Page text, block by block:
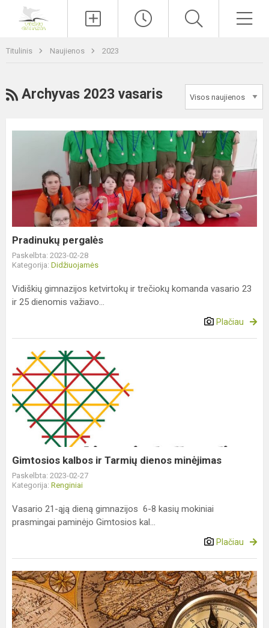
Titulinis Naujienos 2023
RSS
Archyvas 2023 vasaris
Pradinukų pergalės
Paskelbta: 2023-02-28
Kategorija: Didžiuojamės
Vidiškių gimnazijos ketvirtokų ir trečiokų komanda vasario 23
ir 25 dienomis važiavo...
Plačiau
Gimtosios
kalbos
ir
Tarmių
dienos
minėjimas
Gimtosios kalbos ir Tarmių dienos minėjimas
Paskelbta: 2023-02-27
Kategorija: Renginiai
Vasario 21-ąją dieną gimnazijos 6-8 kasių mokiniai
prasmingai paminėjo Gimtosios kal...
Plačiau
Istorijos
olimpiadoje
–
III